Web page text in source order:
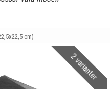
cm)
2 varianter